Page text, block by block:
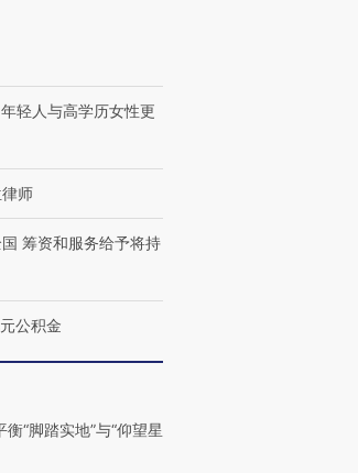
轻人与高学历女性更
师
筹资和服务给予将持
公积金
“脚踏实地”与“仰望星